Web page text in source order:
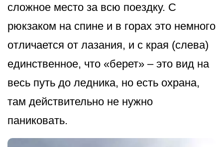
сложное место за всю поездку. С
рюкзаком на спине и в горах это немного
отличается от лазания, и с края (слева)
единственное, что «берет» – это вид на
весь путь до ледника, но есть охрана,
там действительно не нужно
паниковать.